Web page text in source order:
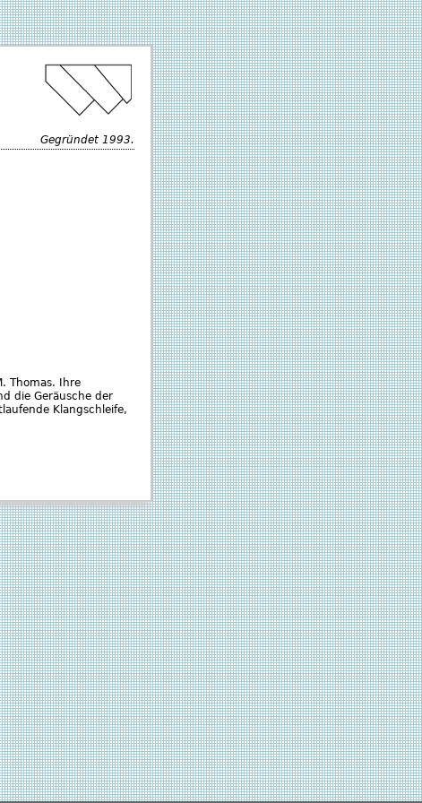
Gegründet 1993.
Thomas. Ihre
die Geräusche der
Klangschleife,